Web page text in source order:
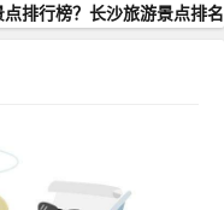
排行榜？长沙旅游景点排名